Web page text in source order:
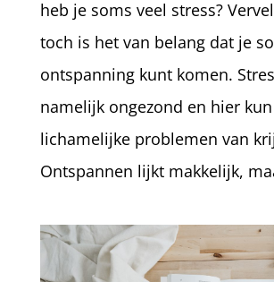
heb je soms veel stress?
toch is het van belang dat je
ontspanning kunt komen.
namelijk ongezond en hier
lichamelijke problemen van
Ontspannen lijkt makkelijk,